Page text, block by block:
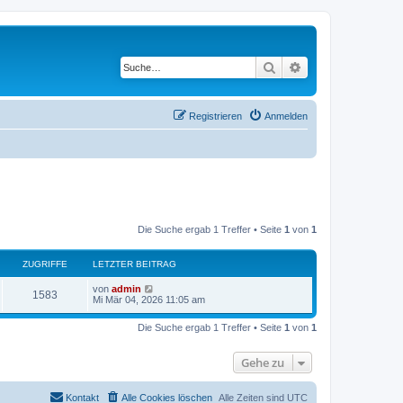
Suche
Anmelden
Registrieren
Die Suche ergab 1 Treffer • Seite 1 von 1
ZUGRIFFE LETZTER BEITRAG
1583 von admin
Mi Mär 04, 2026 11:05 am
Die Suche ergab 1 Treffer • Seite 1 von 1
Gehe zu
Alle Zeiten sind UTC
Alle Cookies löschen
Kontakt